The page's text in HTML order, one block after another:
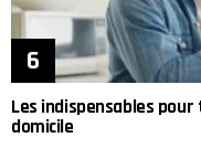
Les indispensables
domicile